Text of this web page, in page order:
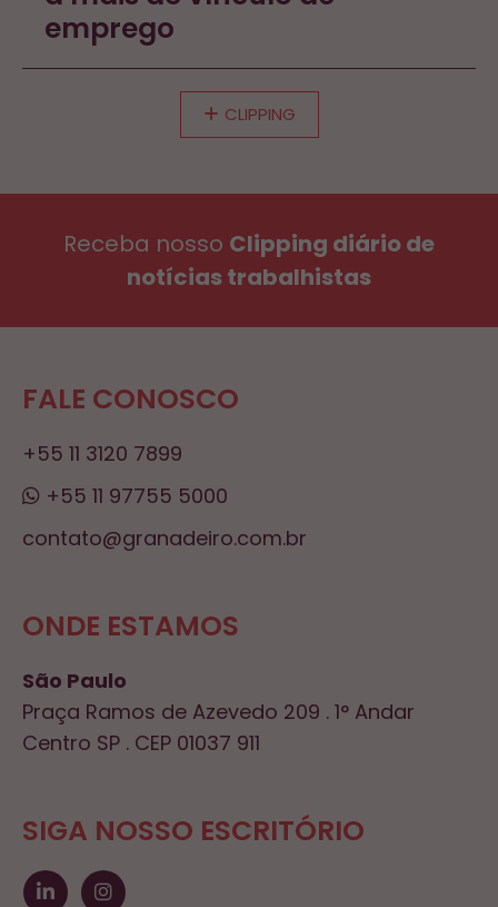
emprego
CLIPPING
Receba nosso Clipping diário de
notícias trabalhistas
FALE CONOSCO
+55 11 3120 7899
+55 11 97755 5000
contato@granadeiro.com.br
ONDE ESTAMOS
São Paulo
Praça Ramos de Azevedo 209 . 1° Andar
Centro SP . CEP 01037 911
SIGA NOSSO ESCRITÓRIO